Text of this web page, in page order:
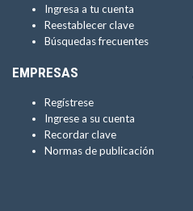
Ingresa a tu cuenta
Reestablecer clave
Búsquedas frecuentes
EMPRESAS
Regístrese
Ingrese a su cuenta
Recordar clave
Normas de publicación